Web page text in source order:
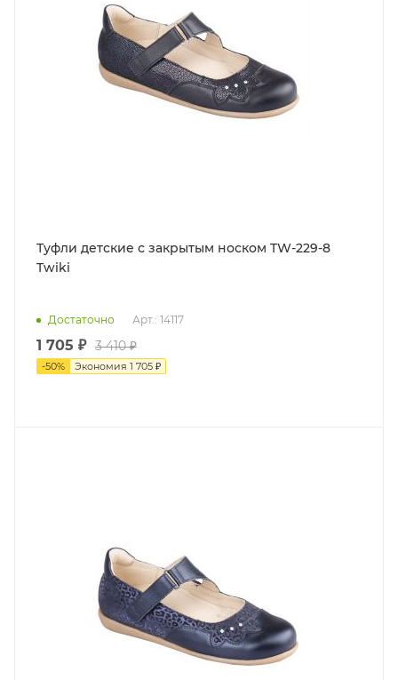
Туфли детские с закрытым носком TW-229-8
Twiki
Достаточно Арт.: 14117
1 705 ₽ 3 410₽
-50% Экономия 1 705 ₽